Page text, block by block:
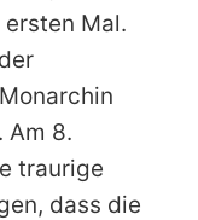
Mal.
Am 8.
traurige
dass die